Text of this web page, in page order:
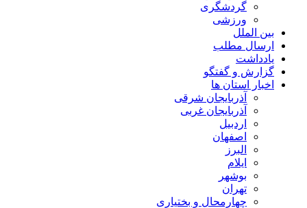
گردشگری
ورزشی
بین الملل
ارسال مطلب
یادداشت
گزارش و گفتگو
اخبار استان ها
آذربایجان شرقی
آذربایجان غربی
اردبیل
اصفهان
البرز
ایلام
بوشهر
تهران
چهارمحال و بختیاری